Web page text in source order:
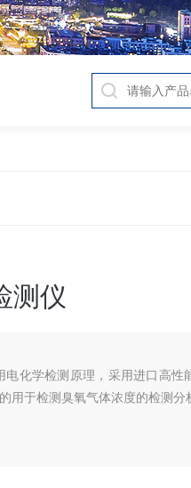
测仪
电化学检测原理，采用进口高性
用于检测臭氧气体浓度的检测分